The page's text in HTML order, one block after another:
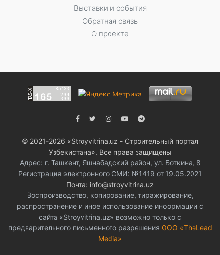
Выставки и события
Обратная связь
О проекте
© 2021-2026 «Stroyvitrina.uz - Строительный портал
Узбекистана». Все права защищены
Адрес: г. Ташкент, Яшнабадский район, ул. Боткина, 8
Регистрация электронного СМИ: №1419 от 19.05.2021
Почта: info@stroyvitrina.uz
Воспроизводство, копирование, тиражирование,
распространение и иное использование информации с
сайта «Stroyvitrina.uz» возможно только с
предварительного письменного разрешения ООО «TheLead
Media»
.